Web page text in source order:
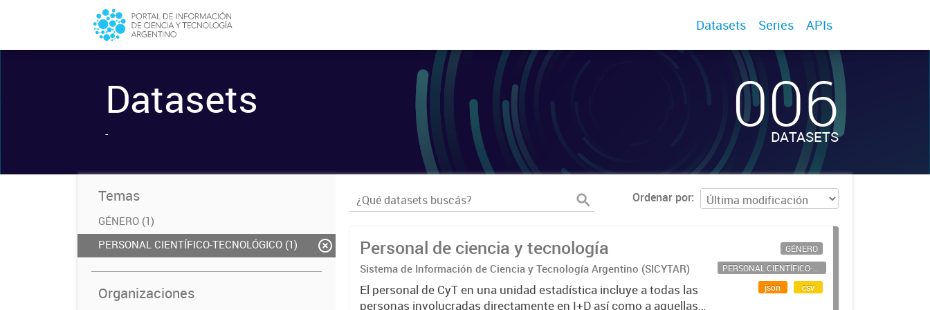
Datasets Series APIs
Datasets
- 006
DATASETS
Temas
GÉNERO (1)
PERSONAL CIENTÍFICO-TECNOLÓGICO (1)
Organizaciones
Ordenar por
Personal de ciencia y tecnología
Sistema de Información de Ciencia y Tecnología Argentino (SICYTAR)
El personal de CyT en una unidad estadística incluye a todas las
personas involucradas directamente en I+D así como a aquellas
GÉNERO
PERSONAL CIENTÍFICO-TECNOLÓGICO
json
csv